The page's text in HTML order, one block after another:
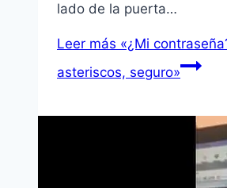
lado de la puerta…
Leer más «¿Mi
asteriscos, seguro»